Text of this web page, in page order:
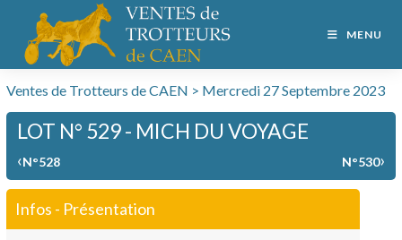
MENU
Ventes de Trotteurs de CAEN > Mercredi 27 Septembre 2023
LOT N° 529 - MICH DU VOYAGE
‹N°528 N°530›
Infos - Présentation